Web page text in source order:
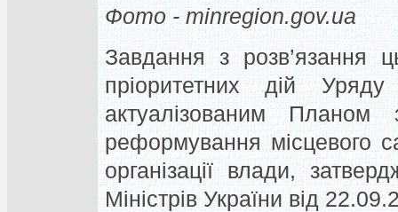
Фото - minregion.gov.ua
Завдання з розв’язання
пріоритетних дій
актуалізованим Планом
реформування місцевого
організації влади,
Міністрів України від